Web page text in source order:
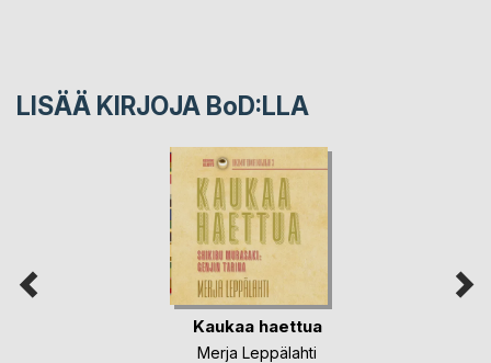
LISÄÄ KIRJOJA BoD:LLA
Kaukaa haettua
Merja Leppälahti